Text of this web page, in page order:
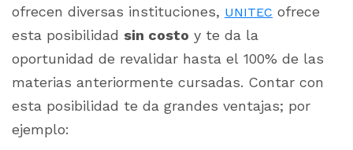
ofrecen diversas instituciones, UNITEC ofrece
esta posibilidad sin costo y te da la
oportunidad de revalidar hasta el 100% de las
materias anteriormente cursadas. Contar con
esta posibilidad te da grandes ventajas; por
ejemplo: